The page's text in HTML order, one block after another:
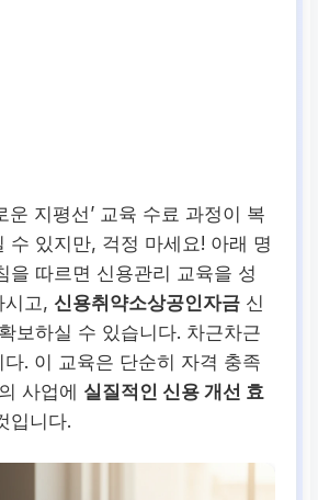
운 지평선’ 교육 수료 과정이 복
수 있지만, 걱정 마세요! 아래 명
을 따르면 신용관리 교육을 성
시고,신용취약소상공인자금 신
보하실 수 있습니다. 차근차근
. 이 교육은 단순히 자격 충족
사업에 실질적인 신용 개선 효
입니다.